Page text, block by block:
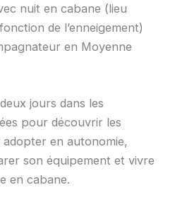
nuit en cabane (lieu
de l’enneigement)
en Moyenne
jours dans les
pour découvrir les
adopter en autonomie,
son équipement et vivre
en cabane.